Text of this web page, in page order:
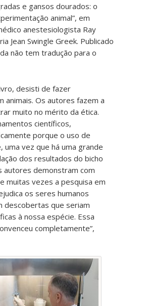
e gansos dourados: o
animal”, em
anestesiologista Ray
Jean Swingle Greek. Publicado
não tem tradução para o
desisti de fazer
animais. Os autores fazem a
muito no mérito da ética.
científicos,
porque o uso de
, uma vez que há uma grande
dos resultados do bicho
autores demonstram com
muitas vezes a pesquisa em
os seres humanos
descobertas que seriam
à nossa espécie. Essa
completamente”,